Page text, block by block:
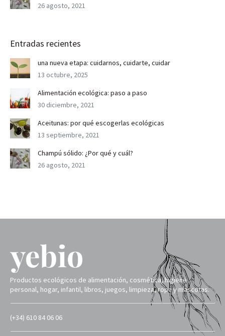
26 agosto, 2021
Entradas recientes
una nueva etapa: cuidarnos, cuidarte, cuidar
13 octubre, 2025
Alimentación ecológica: paso a paso
30 diciembre, 2021
Aceitunas: por qué escogerlas ecológicas
13 septiembre, 2021
Champú sólido: ¿Por qué y cuál?
26 agosto, 2021
Productos ecológicos de alimentación, cosmética, higiene
personal, hogar, infantil, libros, juegos, limpieza, ropa y mascotas.
(+34) 610 84 06 06